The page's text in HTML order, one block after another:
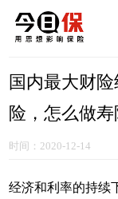
国内最大财
险，怎么做寿
时间：2020-12-14
经济和利率的持续